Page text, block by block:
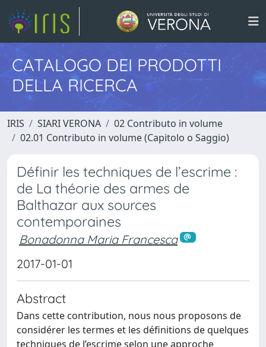
CATALOGO DEI PRODOTTI
DELLA RICERCA
IRIS SIARI VERONA
02 Contributo in volume
02.01 Contributo in volume (Capitolo o Saggio)
Définir les techniques de l’escrime :
de La théorie des armes de
Balthazar aux sources
contemporaines
Bonadonna Maria Francesca
2017-01-01
Abstract
Dans cette contribution, nous nous proposons de
considérer les termes et les définitions de quelques
techniques de l’escrime selon une approche